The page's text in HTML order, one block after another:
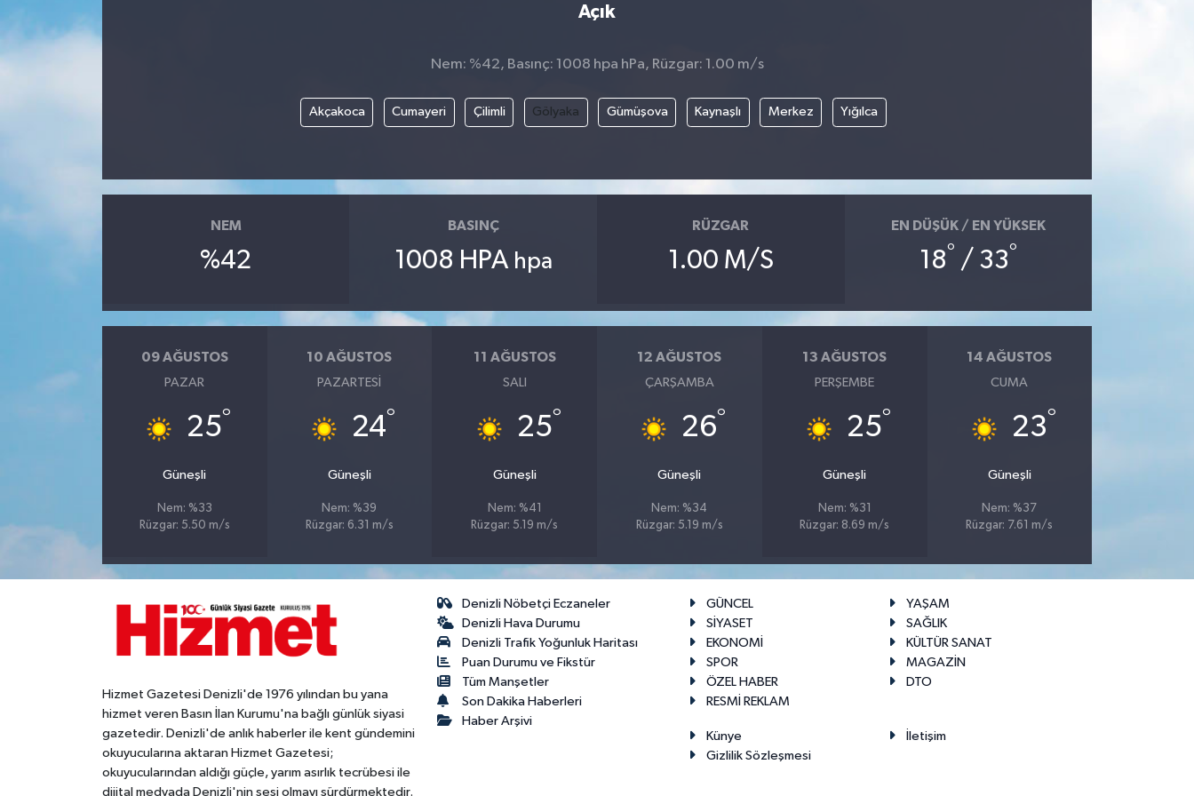
Açık
Nem: %42, Basınç: 1008 hpa hPa, Rüzgar: 1.00 m/s
Akçakoca Cumayeri Çilimli Gölyaka Gümüşova Kaynaşlı Merkez Yığılca
NEM
%42
BASINÇ
1008 HPA hpa
RÜZGAR
1.00 M/S
EN DÜŞÜK / EN YÜKSEK
18° / 33°
09 AĞUSTOS
PAZAR
25°
Güneşli
Nem: %33
Rüzgar: 5.50 m/s
10 AĞUSTOS
PAZARTESI
24°
Güneşli
Nem: %39
Rüzgar: 6.31 m/s
11 AĞUSTOS
SALI
25°
Güneşli
Nem: %41
Rüzgar: 5.19 m/s
12 AĞUSTOS
ÇARŞAMBA
26°
Güneşli
Nem: %34
Rüzgar: 5.19 m/s
13 AĞUSTOS
PERŞEMBE
25°
Güneşli
Nem: %31
Rüzgar: 8.69 m/s
14 AĞUSTOS
CUMA
23°
Güneşli
Nem: %37
Rüzgar: 7.61 m/s
Hizmet Gazetesi Denizli'de 1976 yılından bu yana
hizmet veren Basın İlan Kurumu'na bağlı günlük siyasi
gazetedir. Denizli'de anlık haberler ile kent gündemini
okuyucularına aktaran Hizmet Gazetesi;
okuyucularından aldığı güçle, yarım asırlık tecrübesi ile
dijital medyada Denizli'nin sesi olmayı sürdürmektedir.
Denizli Nöbetçi Eczaneler
Denizli Hava Durumu
Denizli Trafik Yoğunluk Haritası
Puan Durumu ve Fikstür
Tüm Manşetler
Son Dakika Haberleri
Haber Arşivi
GÜNCEL
YAŞAM
SİYASET
SAĞLIK
EKONOMİ
KÜLTÜR SANAT
SPOR
MAGAZİN
ÖZEL HABER
DTO
RESMİ REKLAM
Künye
İletişim
Gizlilik Sözleşmesi
ÖZEL HABER